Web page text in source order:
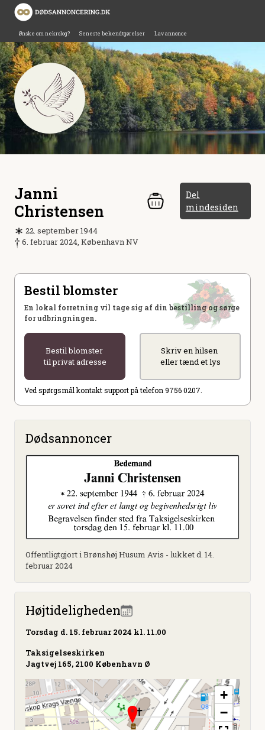
Ønske om nekrolog? Seneste bekendtgørelser Lav annonce
Janni
Christensen
Del
mindesiden
22. september 1944
6. februar 2024, København NV
Bestil blomster
En lokal forretning vil tage sig af din bestilling og sørge
for udbringningen.
Bestil blomster
til privat adresse
Skriv en hilsen
eller tænd et lys
Ved spørgsmål kontakt support på telefon 9756 0207.
Dødsannoncer
Offentligtgjort i Brønshøj Husum Avis - lukket d. 14.
februar 2024
Højtideligheden
Torsdag d. 15. februar 2024 kl. 11.00
Taksigelseskirken
Jagtvej 165, 2100 København Ø
+
−